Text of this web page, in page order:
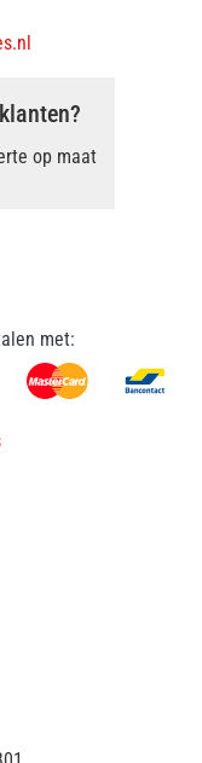
op maat
met: